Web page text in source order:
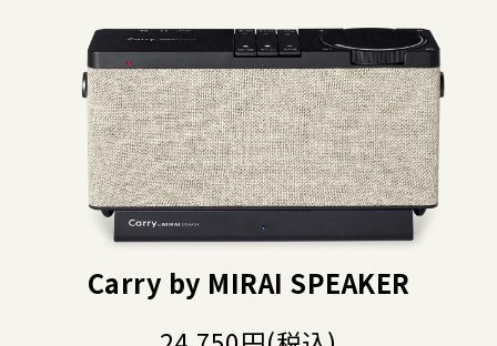
Carry by MIRAI SPEAKER